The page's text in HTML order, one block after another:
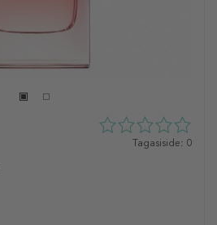
0
Tagasiside: 0